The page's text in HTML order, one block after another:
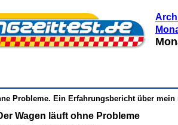
Probleme. Ein Erfahrungsbericht über
Wagen läuft ohne Probleme